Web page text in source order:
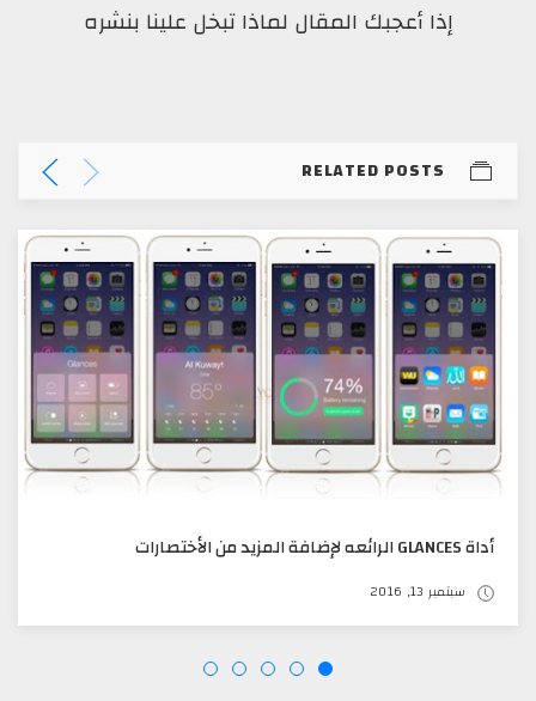
إذا أعجبك المقال لماذا تبخل علينا بنشره
RELATED POSTS
أداة GLANCES الرائعه لإضافة المزيد من الأختصارات
سبتمبر 13, 2016